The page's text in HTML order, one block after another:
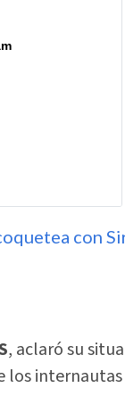
con
, aclaró su
los